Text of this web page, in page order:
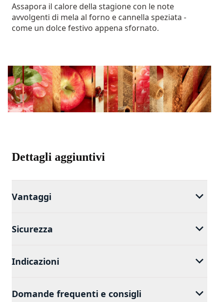
Assapora il calore della stagione con le note
avvolgenti di mela al forno e cannella speziata -
come un dolce festivo appena sfornato.
Dettagli aggiuntivi
Vantaggi
Sicurezza
Indicazioni
Domande frequenti e consigli